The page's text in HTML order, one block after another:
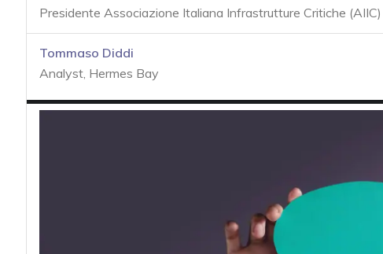
Presidente Associazione Italiana Infrastrutture Critiche (AIIC)
Tommaso Diddi
Analyst, Hermes Bay